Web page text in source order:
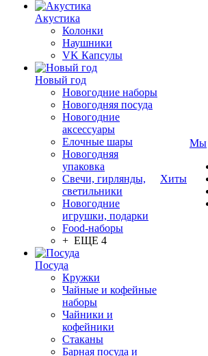
Акустика
Колонки
Наушники
VK Капсулы
Новый год
Новогодние наборы
Новогодняя посуда
Новогодние
аксессуары
Елочные шары
Новогодняя
упаковка
Свечи, гирлянды,
светильники
Новогодние
игрушки, подарки
Food-наборы
+ ЕЩЕ 4
Посуда
Кружки
Чайные и кофейные
наборы
Чайники и
кофейники
Стаканы
Барная посуда и
Хиты
Мы